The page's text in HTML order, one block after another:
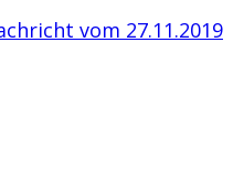
vom 27.11.2019